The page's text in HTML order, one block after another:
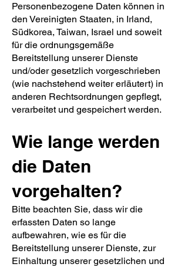
Personenbezogene Daten können in
den Vereinigten Staaten, in Irland,
Südkorea, Taiwan, Israel und soweit
für die ordnungsgemäße
Bereitstellung unserer Dienste
und/oder gesetzlich vorgeschrieben
(wie nachstehend weiter erläutert) in
anderen Rechtsordnungen gepflegt,
verarbeitet und gespeichert werden.
Wie lange werden
die Daten
vorgehalten?
Bitte beachten Sie, dass wir die
erfassten Daten so lange
aufbewahren, wie es für die
Bereitstellung unserer Dienste, zur
Einhaltung unserer gesetzlichen und